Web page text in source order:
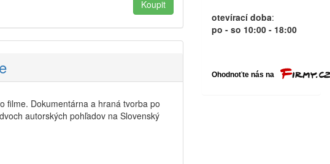
filme. Dokumentárna a hraná tvorba po
autorských pohľadov na Slovenský
otevírací doba:
po - so 10:00 - 18:00